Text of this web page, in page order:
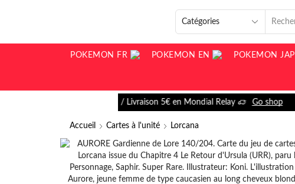
POKEMON FR POKEMON EN POKEMON JAP
Go shop
Accueil Cartes à l'unité Lorcana